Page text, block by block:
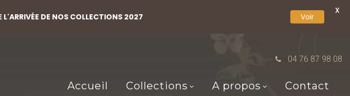
04 76 87 98 08
Accueil Collections A propos Contact
DE NOS COLLECTIONS 2027 Voir
X